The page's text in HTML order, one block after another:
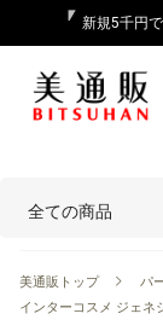
新規5千円
美通販トップ パ
インターコスメ ジェネ